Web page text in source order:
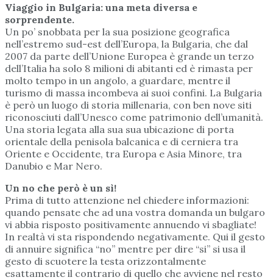
Viaggio in Bulgaria: una meta diversa e
sorprendente.
Un po’ snobbata per la sua posizione geografica
nell’estremo sud-est dell’Europa, la Bulgaria, che dal
2007 da parte dell’Unione Europea è grande un terzo
dell’Italia ha solo 8 milioni di abitanti ed è rimasta per
molto tempo in un angolo, a guardare, mentre il
turismo di massa incombeva ai suoi confini. La Bulgaria
è però un luogo di storia millenaria, con ben nove siti
riconosciuti dall’Unesco come patrimonio dell’umanità.
Una storia legata alla sua sua ubicazione di porta
orientale della penisola balcanica e di cerniera tra
Oriente e Occidente, tra Europa e Asia Minore, tra
Danubio e Mar Nero.
Un no che però è un sì!
Prima di tutto attenzione nel chiedere informazioni:
quando pensate che ad una vostra domanda un bulgaro
vi abbia risposto positivamente annuendo vi sbagliate!
In realtà vi sta rispondendo negativamente. Qui il gesto
di annuire significa “no” mentre per dire “si” si usa il
gesto di scuotere la testa orizzontalmente
esattamente il contrario di quello che avviene nel resto